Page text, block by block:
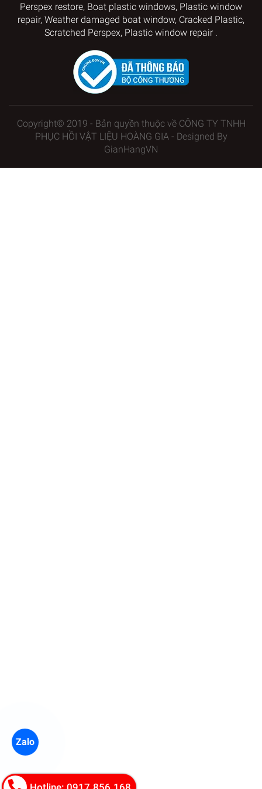
Perspex restore, Boat plastic windows, Plastic window
repair, Weather damaged boat window, Cracked Plastic,
Scratched Perspex, Plastic window repair .
Copyright© 2019 - Bản quyền thuộc về CÔNG TY TNHH
PHỤC HỒI VẬT LIỆU HOÀNG GIA - Designed By
GianHangVN
Zalo